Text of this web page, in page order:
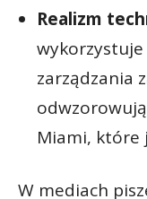
Realizm
zarządzania
Miami, które
W mediach